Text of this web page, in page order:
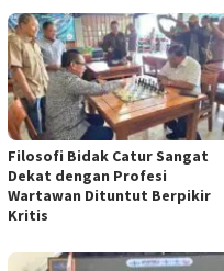
Filosofi Bidak Catur Sangat
Dekat dengan Profesi
Wartawan Dituntut Berpikir
Kritis